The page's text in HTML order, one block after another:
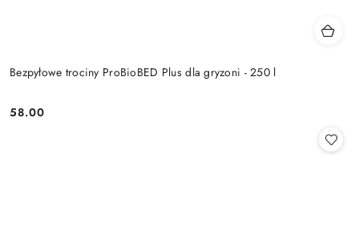
Bezpyłowe trociny ProBioBED Plus dla gryzoni - 250 l
Cena:
58.00